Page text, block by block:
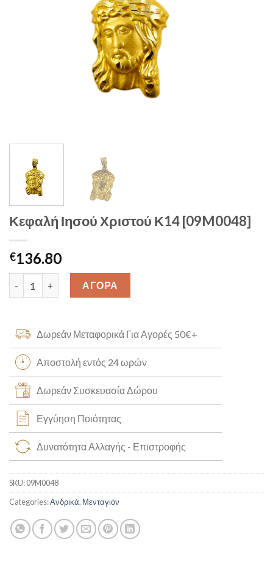
Κεφαλή Ιησού Χριστού Κ14 [09M0048]
€136.80
Κεφαλή Ιησού Χριστού Κ14 [09M0048] quantity
ΑΓΟΡΑ
Δωρεάν Μεταφορικά Για Αγορές 50€+
Αποστολή εντός 24 ωρών
Δωρεάν Συσκευασία Δώρου
Εγγύηση Ποιότητας
Δυνατότητα Αλλαγής - Επιστροφής
SKU:09M0048
Categories:Ανδρικά, Μενταγιόν